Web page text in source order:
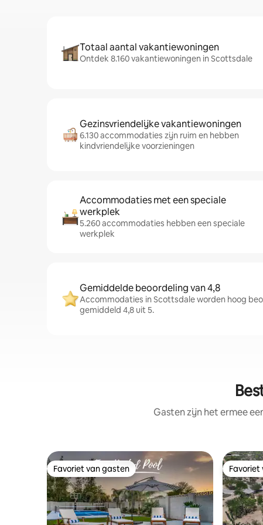
Totaal aantal vakantiewoningen
Ontdek 8.160 vakantiewoningen in Scottsdale
Gezinsvriendelijke vakantiewoningen
6.130 accommodaties zijn ruim en hebben
kindvriendelijke voorzieningen
Accommodaties met een speciale
werkplek
5.260 accommodaties hebben een speciale
werkplek
Gemiddelde beoordeling van 4,8
Accommodaties in Scottsdale worden hoog
gemiddeld 4,8 uit 5.
Gasten zijn het ermee
Favoriet van gasten
Favoriet van gasten Favoriet
Favoriet